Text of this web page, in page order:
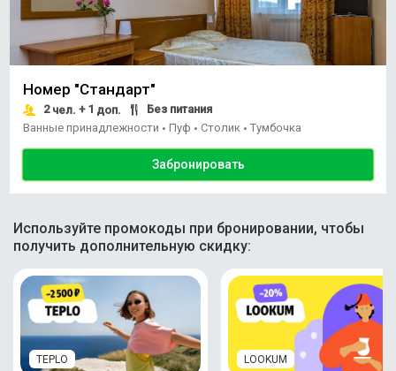
Номер "Стандарт"
2чел. + 1 доп.
Без питания
Ванные принадлежности • Пуф • Столик • Тумбочка
Забронировать
Используйте промокоды при бронировании, чтобы
получить дополнительную скидку:
TEPLO LOOKUM